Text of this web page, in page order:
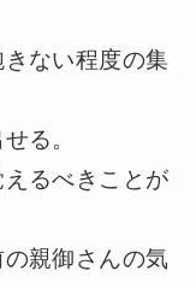
ない程度の集
る。
るべきことが
親御さんの気